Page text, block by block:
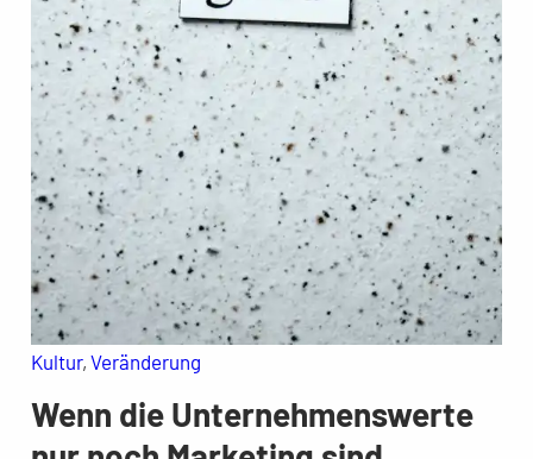
Kultur, Veränderung
Wenn die Unternehmenswerte